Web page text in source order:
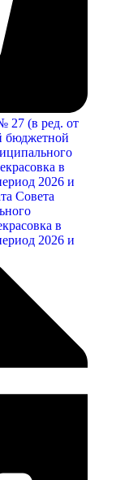
27 (в ред. от
бюджетной
в
2026 и
Совета
в
2026 и